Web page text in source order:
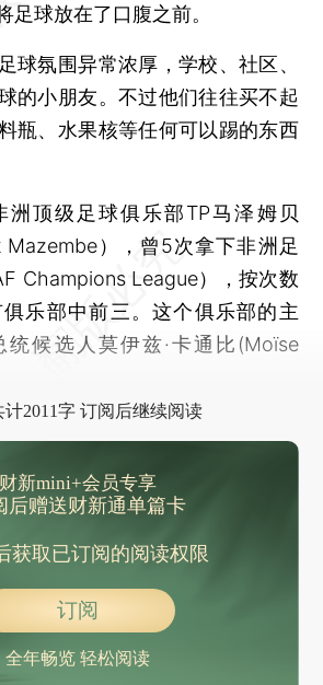
足球放在了口腹之前。
氛围异常浓厚，学校、社区、
的小朋友。不过他们往往买不起
瓶、水果核等任何可以踢的东西
顶级足球俱乐部TP马泽姆贝
Mazembe），曾5次拿下非洲足
Champions League），按次数
乐部中前三。这个俱乐部的主
统候选人莫伊兹·卡通比(Moïse
计2011字 订阅后继续阅读
财新mini+会员专享
后赠送财新通单篇卡
获取已订阅的阅读权限
订阅
全年畅览 轻松阅读